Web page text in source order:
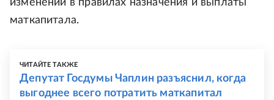
изменений в правилах назначения и выплаты
маткапитала.
ЧИТАЙТЕ ТАКЖЕ
Депутат Госдумы Чаплин разъяснил, когда
выгоднее всего потратить маткапитал